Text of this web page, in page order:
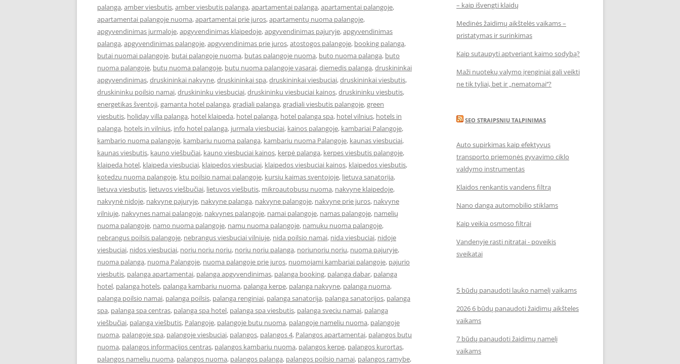
palanga,amber viesbutis,amber viesbutis palanga,apartamentai palanga,apartamentai palangoje,
apartamentai palangoje nuoma,apartamentai prie juros,apartamentų nuoma palangoje,
apgyvendinimas jurmaloje,apgyvendinimas klaipedoje,apgyvendinimas pajuryje,apgyvendinimas
palanga,apgyvendinimas palangoje,apgyvendinimas prie juros,atostogos palangoje, booking palanga,
butai nuomai palangoje, butai palangoje nuoma, butas palangoje nuoma, buto nuoma palanga, buto
nuoma palangoje, butų nuoma palangoje, butu nuoma palangoje vasarai,diemedis palanga,druskininkai
apgyvendinimas,druskininkai nakvyne,druskininkai spa,druskininkai viesbuciai,druskininkai viesbutis,
druskininku poilsio namai,druskininku viesbuciai,druskininku viesbuciai kainos,druskininku viesbutis,
energetikas šventoji,gamanta hotel palanga,gradiali palanga,gradiali viesbutis palangoje,green
viesbutis, holiday villa palanga, hotel klaipeda, hotel palanga, hotel palanga spa, hotel vilnius, hotels in
palanga, hotels in vilnius, info hotel palanga, jurmala viesbuciai, kainos palangoje, kambariai Palangoje,
kambario nuoma palangoje, kambariu nuoma palanga, kambariu nuoma Palangoje, kaunas viesbuciai,
kaunas viesbutis, kauno viešbučiai, kauno viesbuciai kainos, kerpė palanga, kerpes viesbutis palangoje,
klaipeda hotel, klaipeda viesbuciai, klaipedos viesbuciai, klaipedos viesbuciai kainos, klaipedos viesbutis,
kotedzu nuoma palangoje, ktu poilsio namai palangoje, kursiu kaimas sventojoje, lietuva sanatorija,
lietuva viesbutis, lietuvos viešbučiai, lietuvos viešbutis, mikroautobusu nuoma, nakvyne klaipedoje,
nakvynė nidoje, nakvyne pajuryje, nakvyne palanga, nakvyne palangoje, nakvyne prie juros, nakvyne
vilniuje, nakvynes namai palangoje, nakvynes palangoje, namai palangoje, namas palangoje, namelių
nuoma palangoje, namo nuoma palangoje, namu nuoma palangoje, namuku nuoma palangoje,
nebrangus poilsis palangoje, nebrangus viesbuciai vilniuje, nida poilsio namai, nida viesbuciai, nidoje
viesbuciai, nidos viesbuciai, noriu noriu noriu, noriu noriu palanga, noriunoriu noriu, nuoma pajuryje,
nuoma palanga, nuoma Palangoje, nuoma palangoje prie juros, nuomojami kambariai palangoje, pajurio
viesbutis, palanga apartamentai, palanga apgyvendinimas, palanga booking, palanga dabar, palanga
hotel, palanga hotels, palanga kambariu nuoma, palanga kerpe, palanga nakvyne, palanga nuoma,
palanga poilsio namai, palanga poilsis, palanga renginiai, palanga sanatorija, palanga sanatorijos, palanga
spa, palanga spa centras, palanga spa hotel, palanga spa viesbutis, palanga sveciu namai, palanga
viešbučiai, palanga viešbutis, Palangoje, palangoje butu nuoma, palangoje nameliu nuoma, palangoje
nuoma, palangoje spa, palangoje viesbuciai, palangos, palangos 4, Palangos apartamentai, palangos butu
nuoma, palangos informacijos centras, palangos kambariu nuoma, palangos kerpe, palangos kurortas,
palangos nameliu nuoma, palangos nuoma, palangos palanga, palangos poilsio namai, palangos ramybe,
– kaip išvengti klaidų
Medinės žaidimų aikštelės vaikams –
pristatymas ir surinkimas
Kaip sutaupyti aptveriant kaimo sodybą?
Maži nuotekų valymo įrenginiai gali veikti
ne tik tyliai, bet ir „nematomai‘‘?
SEO STRAIPSNIU TALPINIMAS
Auto supirkimas kaip efektyvus
transporto priemonės gyvavimo ciklo
valdymo instrumentas
Klaidos renkantis vandens filtrą
Nano danga automobilio stiklams
Kaip veikia osmoso filtrai
Vandenyje rasti nitratai - poveikis
sveikatai
5 būdų panaudoti lauko namelį vaikams
2026 6 būdų panaudoti žaidimų aikšteles
vaikams
7 būdų panaudoti žaidimų namelį
vaikams